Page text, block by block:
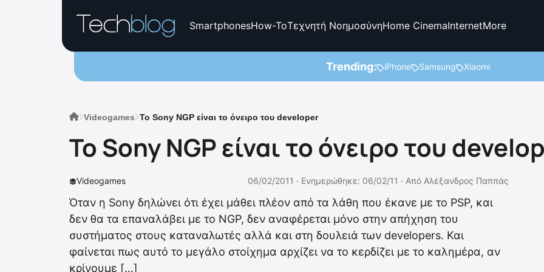
SmartphonesHow-ToΤεχνητή ΝοημοσύνηHome CinemaInternetMore
Trending: iPhone Samsung Xiaomi
Videogames Το Sony NGP είναι το όνειρο του developer
Το Sony NGP είναι το όνειρο του
Videogames 06/02/2011 · Ενημερώθηκε: 06/02/11 · Από Αλέξανδρος Παππάς
Όταν η Sony δηλώνει ότι έχει μάθει πλέον από τα λάθη που έκανε με το PSP, και
δεν θα τα επαναλάβει με το ΝGP, δεν αναφέρεται μόνο στην απήχηση του
συστήματος στους καταναλωτές αλλά και στη δουλειά των developers. Και
φαίνεται πως αυτό το μεγάλο στοίχημα αρχίζει να το κερδίζει με το καλημέρα, αν
κρίνουμε […]